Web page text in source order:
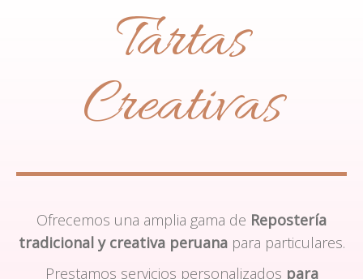
Tartas
Creativas
Ofrecemos una amplia gama de Repostería
tradicional y creativa peruanapara particulares.
Prestamos servicios personalizados para